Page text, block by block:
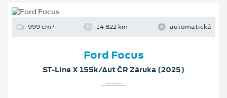
999 cm³ 14 822 km automatická
Ford Focus
ST-Line X 155k/Aut ČR Záruka (2025)